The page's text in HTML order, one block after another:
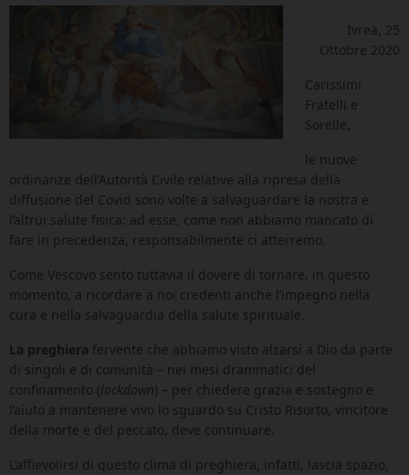
Ivrea, 25
Ottobre 2020
Carissimi
Fratelli e
Sorelle,
le nuove
ordinanze dell’Autorità Civile relative alla ripresa della
diffusione del Covid sono volte a salvaguardare la nostra e
l’altrui salute fisica: ad esse, come non abbiamo mancato di
fare in precedenza, responsabilmente ci atterremo.
Come Vescovo sento tuttavia il dovere di tornare, in questo
momento, a ricordare a noi credenti anche l’impegno nella
cura e nella salvaguardia della salute spirituale.
La preghiera fervente che abbiamo visto alzarsi a Dio da parte
di singoli e di comunità – nei mesi drammatici del
confinamento (lockdown) – per chiedere grazia e sostegno e
l’aiuto a mantenere vivo lo sguardo su Cristo Risorto, vincitore
della morte e del peccato, deve continuare.
L’affievolirsi di questo clima di preghiera, infatti, lascia spazio,